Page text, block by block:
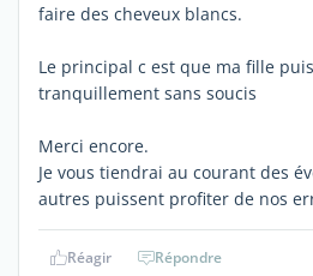
faire des cheveux blancs.
Le principal c est que ma fille
tranquillement sans soucis
Merci encore.
Je vous tiendrai au courant des
autres puissent profiter de nos
Réagir Répondre